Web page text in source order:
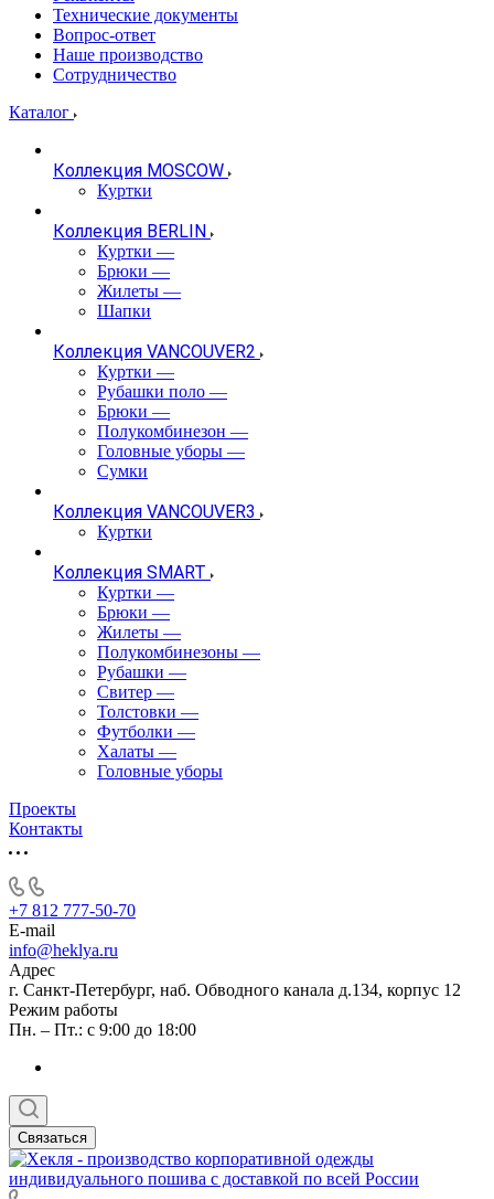
Технические документы
Вопрос-ответ
Наше производство
Сотрудничество
Каталог
Коллекция MOSCOW
Куртки
Коллекция BERLIN
Куртки —
Брюки —
Жилеты —
Шапки
Коллекция VANCOUVER2
Куртки —
Рубашки поло —
Брюки —
Полукомбинезон —
Головные уборы —
Сумки
Коллекция VANCOUVER3
Куртки
Коллекция SMART
Куртки —
Брюки —
Жилеты —
Полукомбинезоны —
Рубашки —
Свитер —
Толстовки —
Футболки —
Халаты —
Головные уборы
Проекты
Контакты
+7 812 777-50-70
E-mail
info@heklya.ru
Адрес
г. Санкт-Петербург, наб. Обводного канала д.134, корпус 12
Режим работы
Пн. – Пт.: с 9:00 до 18:00
Связаться